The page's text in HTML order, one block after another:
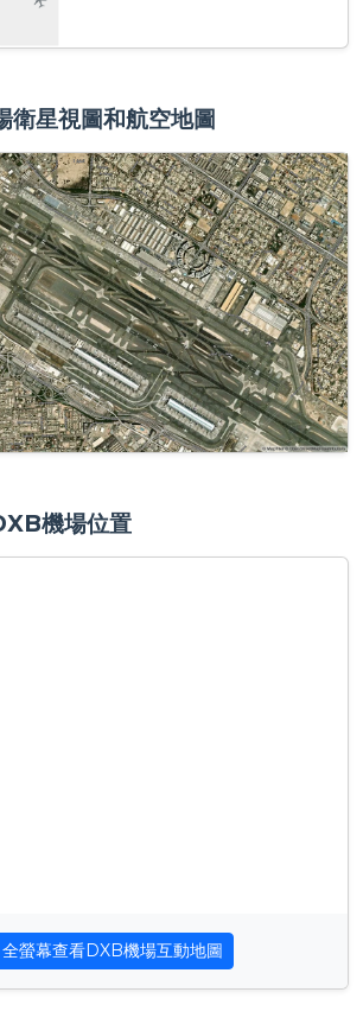
衛星視圖和航空地圖
機場位置
全螢幕查看DXB機場互動地圖